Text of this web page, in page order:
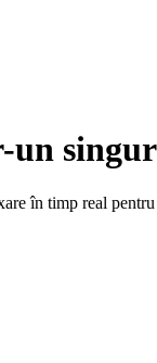
un
în timp real